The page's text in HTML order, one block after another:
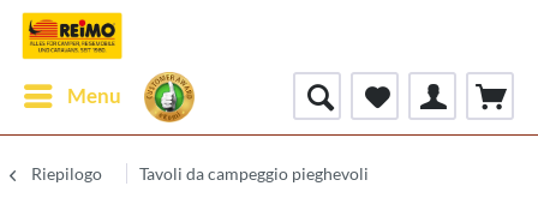
Menu
Riepilogo Tavoli da campeggio pieghevoli